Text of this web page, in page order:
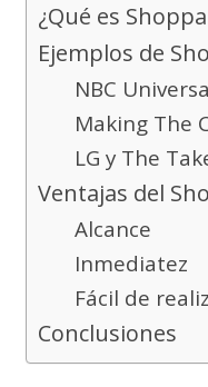
¿Qué es
Ejemplos de
NBC
Making The
LG y The
Ventajas del
Alcance
Inmediatez
Fácil de
Conclusiones